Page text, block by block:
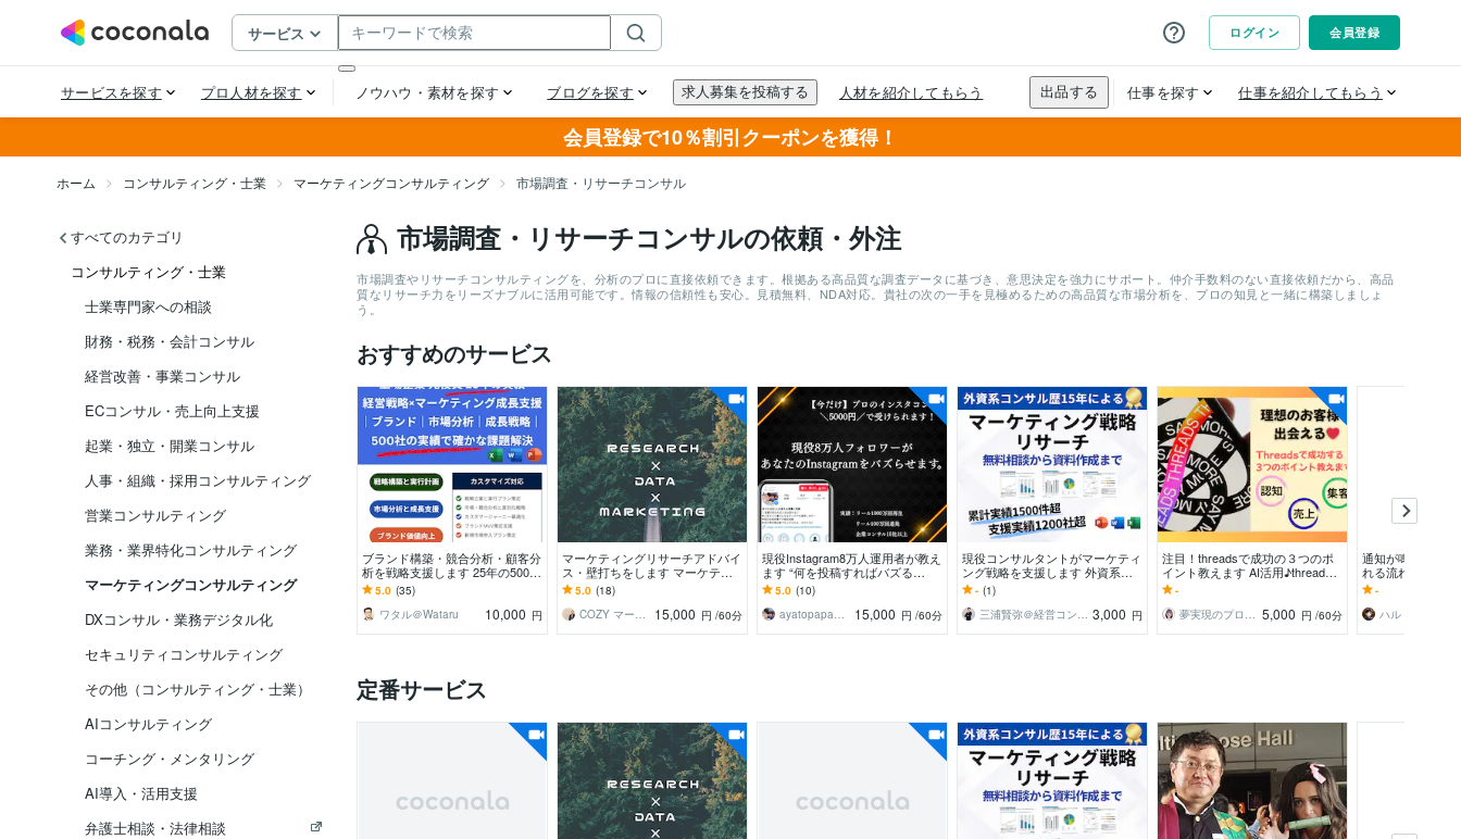
会員登録で10％割引クーポンを獲得！
ホーム コンサルティング・士業 マーケティングコンサルティング 市場調査・リサーチコンサル
すべてのカテゴリ
コンサルティング・士業
士業専門家への相談
財務・税務・会計コンサル
経営改善・事業コンサル
ECコンサル・売上向上支援
起業・独立・開業コンサル
人事・組織・採用コンサルティング
営業コンサルティング
業務・業界特化コンサルティング
マーケティングコンサルティング
DXコンサル・業務デジタル化
セキュリティコンサルティング
その他（コンサルティング・士業）
AIコンサルティング
コーチング・メンタリング
AI導入・活用支援
弁護士相談・法律相談
市場調査・リサーチコンサルの依頼・外注
市場調査やリサーチコンサルティングを、分析のプロに直接依頼できます。根拠ある高品質な調査データに基づき、意思決定を強力にサポート。仲介手数料のない直接依頼だから、高品
質なリサーチ力をリーズナブルに活用可能です。情報の信頼性も安心。見積無料、NDA対応。貴社の次の一手を見極めるための高品質な市場分析を、プロの知見と一緒に構築しましょ
う。
おすすめのサービス
ブランド構築・競合分析・顧客分
析を戦略支援します 25年の500社
の実績で経営戦略視点で確かな支
援します
5.0 (35)
ワタル＠Wataru
10,000 円
マーケティングリサーチアドバイ
ス・壁打ちをします マーケティ
ング戦略・マーケティングリサー
チ関連アドバイス
5.0 (18)
COZY マーケティングリサーチャー
15,000 円 /60分
現役Instagram8万人運用者が教え
ます “何を投稿すればバズる
の？“その悩み実践×分析で解決し
ます！
5.0 (10)
ayatopapa1104
15,000 円 /60分
現役コンサルタントがマーケティ
ング戦略を支援します 外資系コ
ンサル歴15年：マーケティングの
アドバイス・リサーチ
- (1)
三浦賢弥＠経営コンサルタント 3,000 円
注目！threadsで成功の３つのポ
イント教えます AI活用♪threads
とnote連携で認知度アップ
-
夢実現のプロ★ともみん。 5,000 円 /60分
通知が鳴らない
れる流れに整え
れない理由を分
にページを再設計
-
定番サービス